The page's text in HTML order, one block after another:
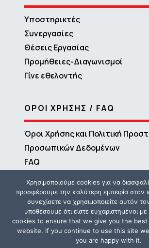
Υποστηρικτές
Συνεργασίες
Θέσεις Εργασίας
Προμήθειες-Διαγωνισμοί
Γίνε εθελοντής
ΟΡΟΙ ΧΡΗΣΗΣ / FAQ
Όροι Χρήσης και Πολιτική
Προσωπικών Δεδομένων
FAQ
Χρησιμοποιούμε cookies για να
προσφέρουμε την καλύτερη εμπειρία στον
συνεχίσετε να χρησιμοποιείτε αυτόν
υποθέσουμε ότι είστε ευχαριστημένοι
cookies to ensure that we give you the
website. If you continue to use this site
you are happy with it.